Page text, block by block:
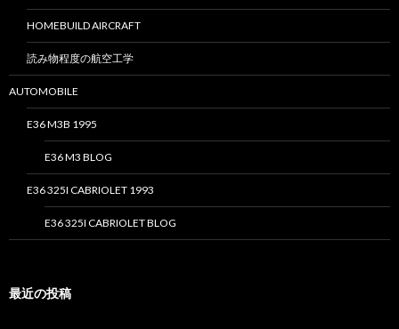
HOMEBUILD AIRCRAFT
読み物程度の航空工学
AUTOMOBILE
E36 M3B 1995
E36 M3 BLOG
E36 325I CABRIOLET 1993
E36 325I CABRIOLET BLOG
最近の投稿